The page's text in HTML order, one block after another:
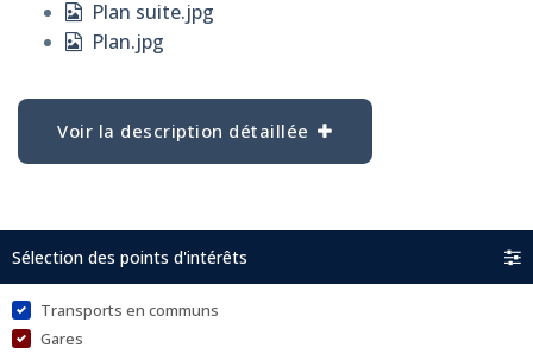
Plan suite.jpg
Plan.jpg
Voir la description détaillée
Sélection des points d'intérêts
Transports en communs
Gares